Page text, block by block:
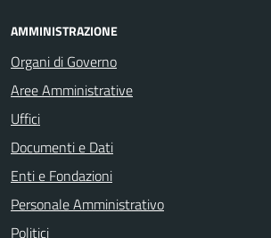
AMMINISTRAZIONE
Organi di Governo
Aree Amministrative
Uffici
Documenti e Dati
Enti e Fondazioni
Personale Amministrativo
Politici